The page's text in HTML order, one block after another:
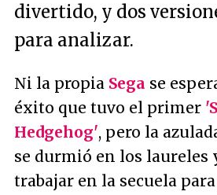
divertido, y dos
para analizar.
Ni la propia Sega se
éxito que tuvo el primer
Hedgehog', pero la
se durmió en los laureles
trabajar en la secuela